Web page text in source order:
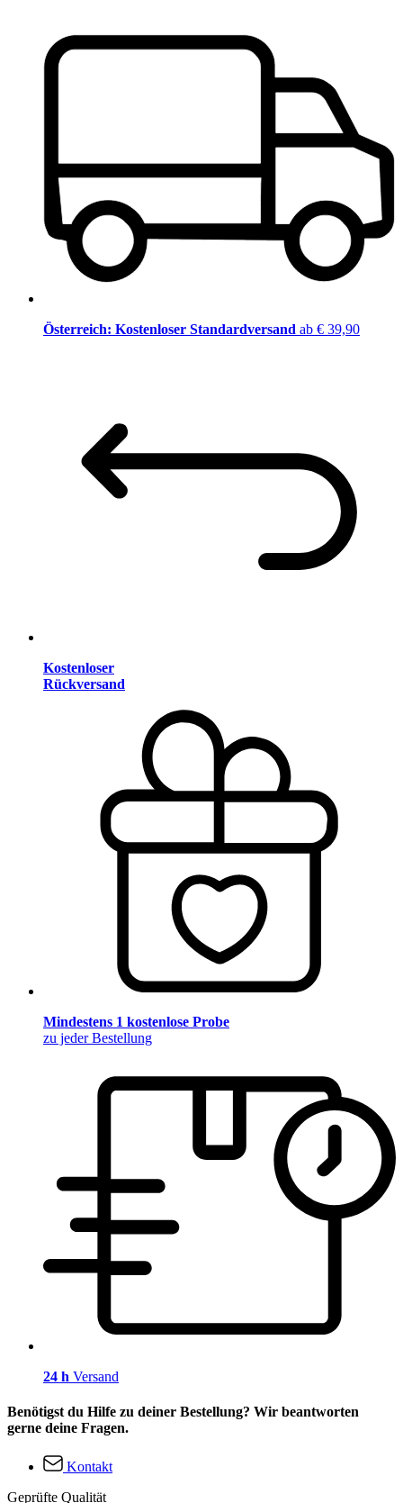
Österreich: Kostenloser Standardversand ab € 39,90
Kostenloser
Rückversand
Mindestens 1 kostenlose Probe
zu jeder Bestellung
24 h Versand
Benötigst du Hilfe zu deiner Bestellung? Wir beantworten
gerne deine Fragen.
Kontakt
Geprüfte Qualität